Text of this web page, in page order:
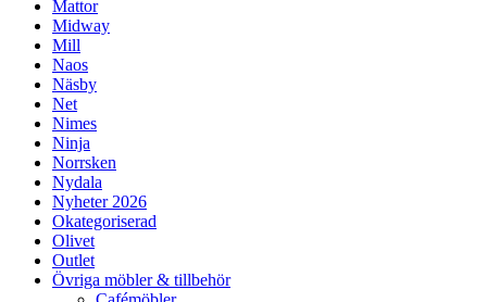
Mattor
Midway
Mill
Naos
Näsby
Net
Nimes
Ninja
Norrsken
Nydala
Nyheter 2026
Okategoriserad
Olivet
Outlet
Övriga möbler & tillbehör